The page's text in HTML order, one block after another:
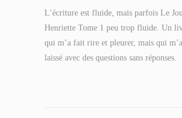
L’écriture est fluide, mais parfois Le
Henriette Tome 1 peu trop fluide. Un
qui m’a fait rire et pleurer, mais qui
laissé avec des questions sans réponses.